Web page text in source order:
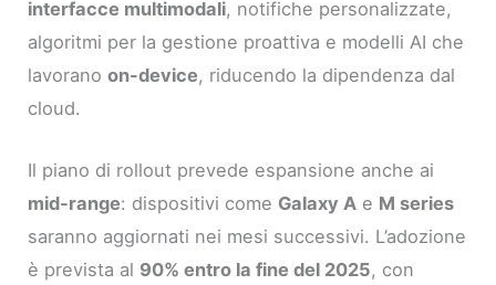
interfacce multimodali, notifiche personalizzate,
algoritmi per la gestione proattiva e modelli AI che
lavoranoon-device, riducendo la dipendenza dal
cloud.
Il piano di rollout prevede espansione anche ai
mid-range: dispositivi come Galaxy A e M series
saranno aggiornati nei mesi successivi. L’adozione
è prevista al 90% entro la fine del 2025, con